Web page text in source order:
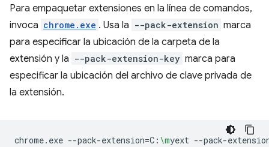
Para empaquetar extensiones en la línea de comandos,
invoca chrome.exe . Usa la --pack-extension marca
para especificar la ubicación de la carpeta de la
extensión y la --pack-extension-key marca para
especificar la ubicación del archivo de clave privada de
la extensión.
chrome.exe --pack-extension=C: \myext --pack-